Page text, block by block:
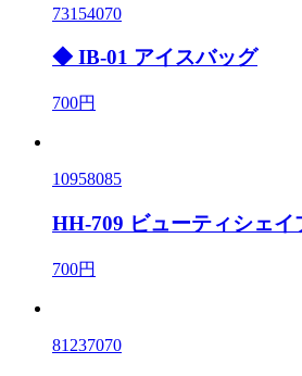
73154070
◆ IB-01 アイスバッグ
700円
10958085
HH-709 ビューティシェイ
700円
81237070